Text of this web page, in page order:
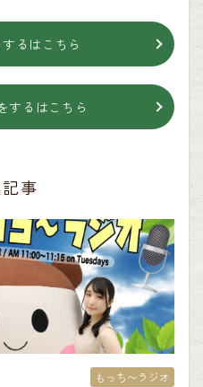
るはこちら
するはこちら
事
もっち〜ラジオ